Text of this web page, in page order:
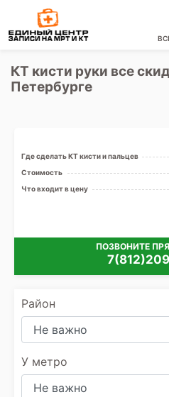
КТ кисти руки все
Петербурге
Где сделать КТ кисти и пальцев
Стоимость
Что входит в цену
ПОЗВОНИТЕ
Район
У метро